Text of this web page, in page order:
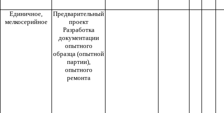
Единичное,
мелкосерийное
Предварительный
проект
Разработка
документации
опытного
образца (опытной
партии),
опытного
ремонта